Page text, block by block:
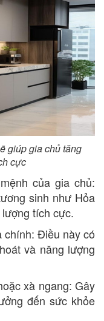
giúp gia chủ tăng
cực
của gia chủ:
sinh như Hỏa
tích cực.
chính: Điều này có
và năng lượng
xà ngang: Gây
đến sức khỏe